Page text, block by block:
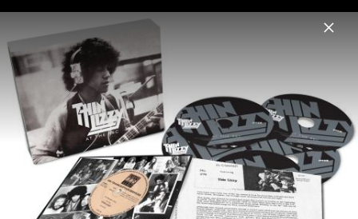
Menu
Thin Lizzy
Home News Musik Fotos Biografie
Thin Lizzy Cover